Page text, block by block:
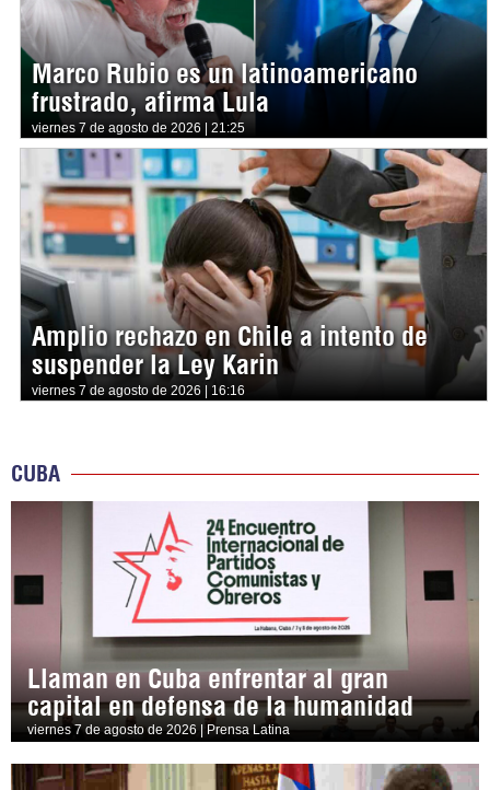
Marco Rubio es un latinoamericano
frustrado, afirma Lula
viernes 7 de agosto de 2026 | 21:25
Amplio rechazo en Chile a intento de
suspender la Ley Karin
viernes 7 de agosto de 2026 | 16:16
CUBA
Llaman en Cuba enfrentar al gran
capital en defensa de la humanidad
viernes 7 de agosto de 2026 | Prensa Latina